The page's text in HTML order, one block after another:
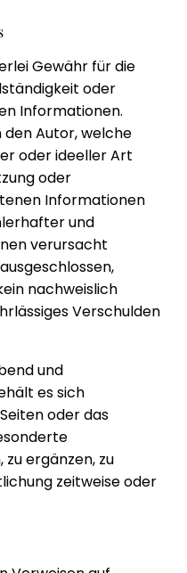
Gewähr für die
oder
Informationen.
Autor, welche
oder ideeller Art
oder
Informationen
und
verursacht
nachweislich
Verschulden
und
es sich
oder das
ergänzen, zu
zeitweise oder